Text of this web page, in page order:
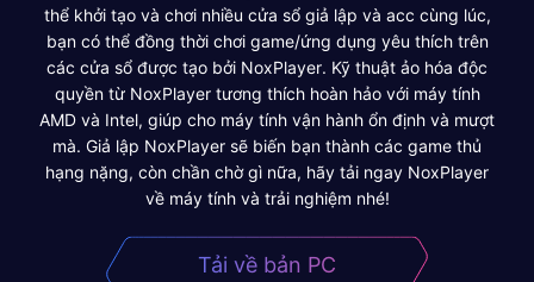
thể khởi tạo và chơi nhiều cửa sổ giả lập và acc cùng lúc,
bạn có thể đồng thời chơi game/ứng dụng yêu thích trên
các cửa sổ được tạo bởi NoxPlayer. Kỹ thuật ảo hóa độc
quyền từ NoxPlayer tương thích hoàn hảo với máy tính
AMD và Intel, giúp cho máy tính vận hành ổn định và mượt
mà. Giả lập NoxPlayer sẽ biến bạn thành các game thủ
hạng nặng, còn chần chờ gì nữa, hãy tải ngay NoxPlayer
về máy tính và trải nghiệm nhé!
Tải về bản PC